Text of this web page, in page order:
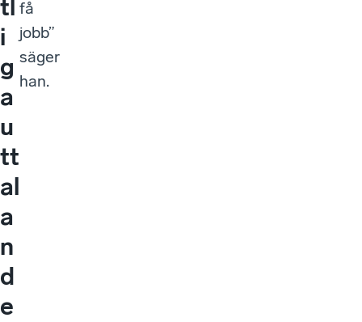
tl
i
g
a
u
tt
al
a
n
d
e
få
jobb”
säger
han.